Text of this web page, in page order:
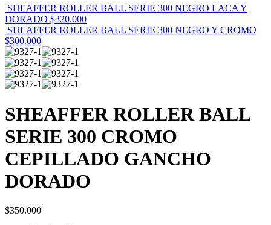
SHEAFFER ROLLER BALL SERIE 300 NEGRO LACA Y
DORADO $320.000
SHEAFFER ROLLER BALL SERIE 300 NEGRO Y CROMO
$300.000
SHEAFFER ROLLER BALL
SERIE 300 CROMO
CEPILLADO GANCHO
DORADO
$350.000